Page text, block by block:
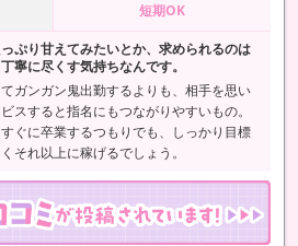
短期OK
ぷり甘えてみたいとか、求められるのは
寧に尽くす気持ちなんです。
ガンガン鬼出勤するよりも、相手を思い
スすると指名にもつながりやすいもの。
ぐに卒業するつもりでも、しっかり目標
それ以上に稼げるでしょう。